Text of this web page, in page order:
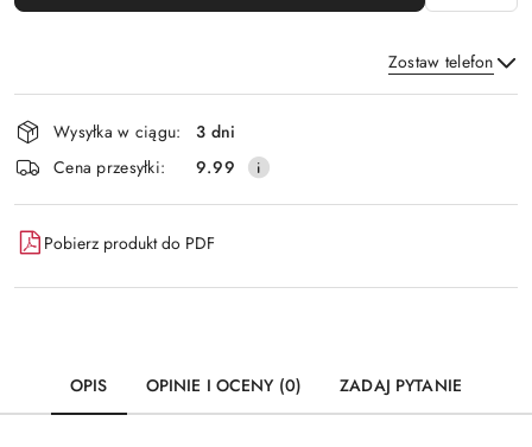
Zostaw telefon
Wyślij
Dostępność
i
dostawa
Wysyłka w ciągu:
3 dni
Cena przesyłki:
9.99
Pobierz produkt do PDF
OPIS OPINIE I OCENY (0) ZADAJ PYTANIE